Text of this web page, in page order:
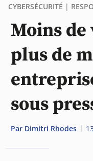
CYBERSÉCURITÉ |
Moins
plus de
sous
Par Dimitri Rhodes